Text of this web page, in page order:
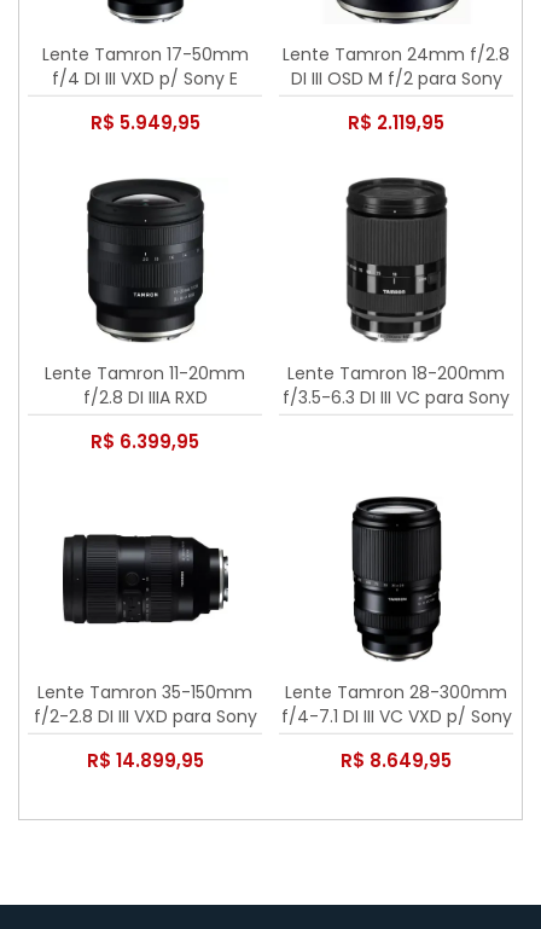
Lente Tamron 17-50mm
f/4 DI III VXD p/ Sony E
R$ 5.949,95
Lente Tamron 24mm f/2.8
DI III OSD M f/2 para Sony
R$ 2.119,95
Lente Tamron 11-20mm
f/2.8 DI IIIA RXD
R$ 6.399,95
Lente Tamron 18-200mm
f/3.5-6.3 DI III VC para Sony
Lente Tamron 35-150mm
f/2-2.8 DI III VXD para Sony
R$ 14.899,95
Lente Tamron 28-300mm
f/4-7.1 DI III VC VXD p/ Sony
R$ 8.649,95